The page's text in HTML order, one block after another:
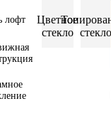
лофт
Цветное
стекло стекло